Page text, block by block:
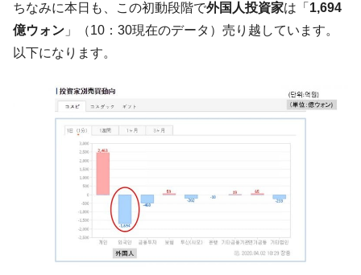
『Money1』
韓国型イージス搭載の次世代駆逐艦
「KDDX」1番艦、2032年竣工と公示
に韓国がいっちょがみしたのでは。
『Money1』
韓国政府『BYD』車への補助金を全廃 ⇒ 実
は韓国で『BYD』車は売れている。6カ月で対前年同期比
『Money1』
く空港に詰めかけ「出て行け！」「極右勢力」のプラカー
ドを掲げる「在韓反米勢力」
『Money1』
韓国政府「2035年までに18.4GW規模のAIデ
ータセンター整備」⇒ だから無理だってば。
ちなみに本日も、この初動段階で外国人投資家は「 1,694
億ウォン 」（10：30現在のデータ）売り越しています。
以下になります。